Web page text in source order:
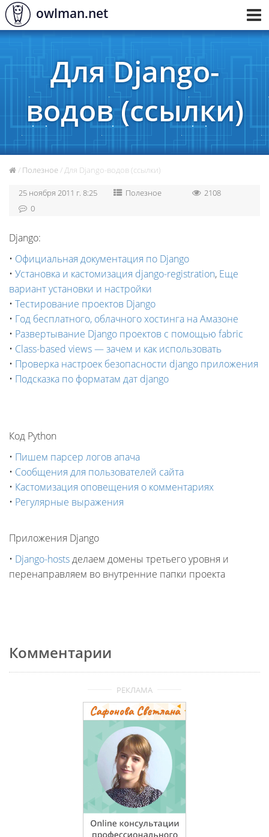
owlman.net
Для Django-
водов (ссылки)
/ Полезное/ Для Django-водов (ссылки)
25 ноября 2011 г. 8:25 Полезное
2108
0
Django:
• Официальная документация по Django
• Установка и кастомизация django-registration, Еще
вариант установки и настройки
• Тестирование проектов Django
• Год бесплатного, облачного хостинга на Амазоне
• Развертывание Django проектов с помощью fabric
• Class-based views — зачем и как использовать
• Проверка настроек безопасности django приложения
• Подсказка по форматам дат django
Код Python
• Пишем парсер логов апача
• Сообщения для пользователей сайта
• Кастомизация оповещения о комментариях
• Регулярные выражения
Приложения Django
• Django-hostsделаем домены третьего уровня и
перенаправляем во внутренние папки проекта
Комментарии
РЕКЛАМА